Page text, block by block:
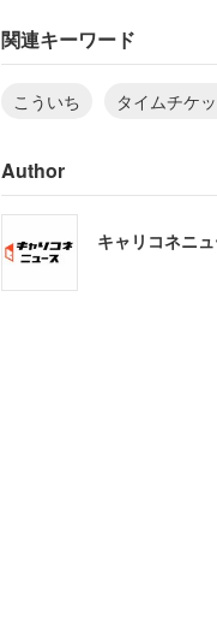
に頼らず、早いうちに
われず、自分の好き
を「シェアリングエ
“タイムチケット”とい
ルを売るこういちさん
ーチング」をはじめた
りはじめたチケット価
関連キーワード
こういち タイムチケ
Author
キャリコネニ